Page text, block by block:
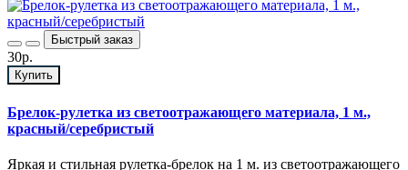
Быстрый заказ
30р.
Купить
Брелок-рулетка из светоотражающего материала, 1 м.,
красный/серебристый
Яркая и стильная рулетка-брелок на 1 м. из светоотражающего